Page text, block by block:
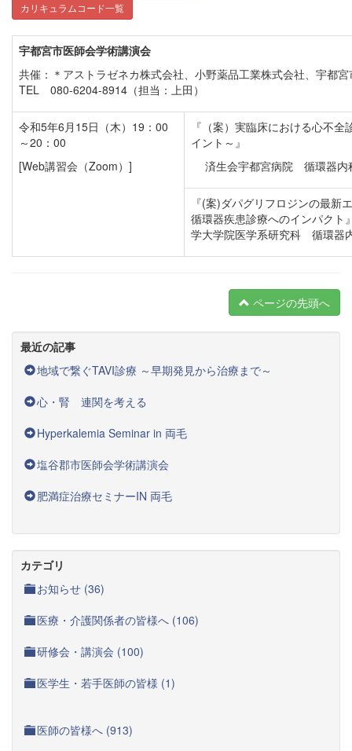
カリキュラムコード一覧
宇都宮市医師会学術講演会
共催：＊アストラゼネカ株式会社、小野薬品工業株式会社、宇都
TEL 080-6204-8914（担当：上田）
令和5年6月15日（木）19：00
～20：00
[Web講習会（Zoom）]
『（案）実臨床における心不
イント～』
済生会宇都宮病院 循環
『(案)ダパグリフロジンの最新
循環器疾患診療へのイン
学大学院医学系研究科 循環
ページの先頭へ
最近の記事
地域で繋ぐTAVI診療 ～早期発見から治療まで～
心・腎 連関を考える
Hyperkalemia Seminar in 両毛
塩谷郡市医師会学術講演会
肥満症治療セミナーIN 両毛
カテゴリ
お知らせ (36)
医療・介護関係者の皆様へ (106)
研修会・講演会 (100)
医学生・若手医師の皆様 (1)
医師の皆様へ (913)